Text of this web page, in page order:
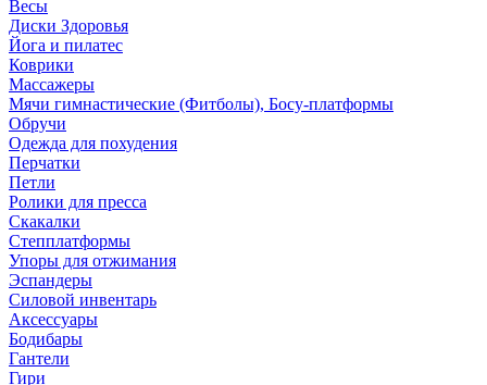
Весы
Диски Здоровья
Йога и пилатес
Коврики
Массажеры
Мячи гимнастические (Фитболы), Босу-платформы
Обручи
Одежда для похудения
Перчатки
Петли
Ролики для пресса
Скакалки
Степплатформы
Упоры для отжимания
Эспандеры
Силовой инвентарь
Аксессуары
Бодибары
Гантели
Гири